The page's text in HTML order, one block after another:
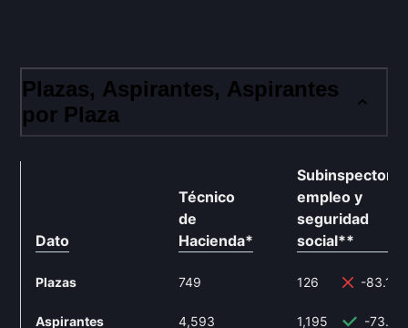
Plazas, Aspirantes, Aspirantes
por Plaza
Dato
Técnico
de
Hacienda*
Plazas 749
Aspirantes 4,593
Subinspector
empleo y
seguridad
social**
126 -
1,195 -